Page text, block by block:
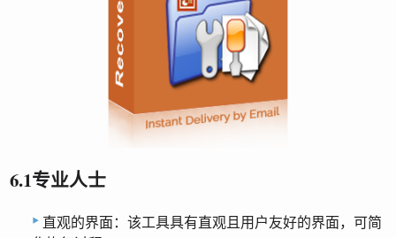
6.1专业人士
直观的界面：该工具具有直观且用户友好的界面，可简